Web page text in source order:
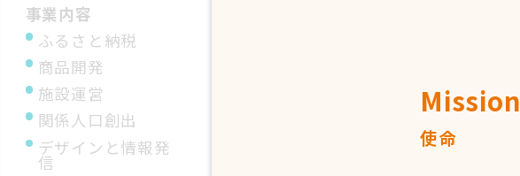
事業内容
ふるさと納税
商品開発
施設運営
関係人口創出
デザインと情報発
信
Mission
使命